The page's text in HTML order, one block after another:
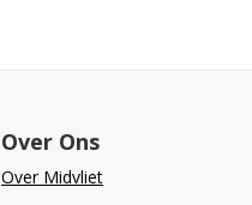
Over Ons
Over Midvliet